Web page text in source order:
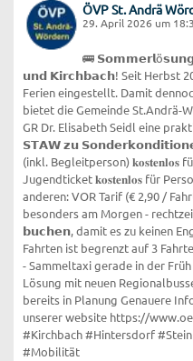
ÖVP St. Andrä
29. April 2026 um
🚌 𝗦𝗼𝗺𝗺𝗲𝗿𝗹ö𝘀𝘂𝗻𝗴
𝘂𝗻𝗱 𝗞𝗶𝗿𝗰𝗵𝗯𝗮𝗰𝗵! Seit Herbst
Ferien eingestellt. Damit
bietet die Gemeinde St.Andrä-
GR Dr. Elisabeth Seidl eine praktische
𝗦𝗧𝗔𝗪 𝘇𝘂 𝗦𝗼𝗻𝗱𝗲𝗿𝗸𝗼𝗻𝗱𝗶𝘁𝗶𝗼𝗻𝗲𝗻
(inkl. Begleitperson) 𝐤𝐨𝐬𝐭𝐞𝐧𝐥𝐨𝐬
Jugendticket 𝐤𝐨𝐬𝐭𝐞𝐧𝐥𝐨𝐬 für
anderen: VOR Tarif (€ 2,90 / Fahrt) 📞 𝐖𝐢𝐜𝐡𝐭𝐢𝐠! Bitte
besonders am Morgen -
𝗯𝘂𝗰𝗵𝗲𝗻, damit es zu keinen
Fahrten ist begrenzt auf 3
- Sammeltaxi gerade in der Früh möglich! 💡
Lösung mit neuen
bereits in Planung Genauere Informationen findet Ihr in Kürze auf
unserer website https://www.oevpstaw.at/
#Kirchbach #Hintersdorf
#Mobilität